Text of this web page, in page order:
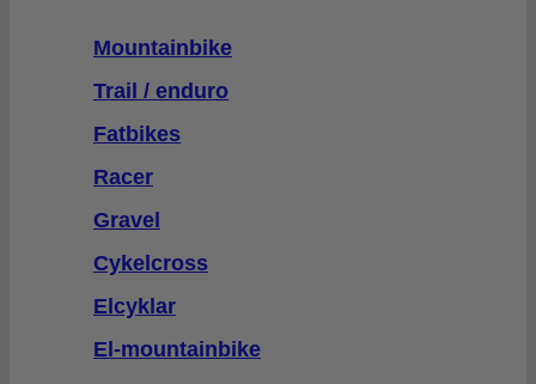
Mountainbike
Trail / enduro
Fatbikes
Racer
Gravel
Cykelcross
Elcyklar
El-mountainbike